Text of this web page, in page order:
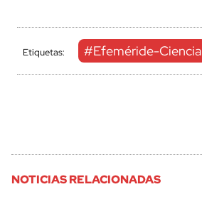
Etiquetas: #Efeméride-Ciencia
NOTICIAS RELACIONADAS